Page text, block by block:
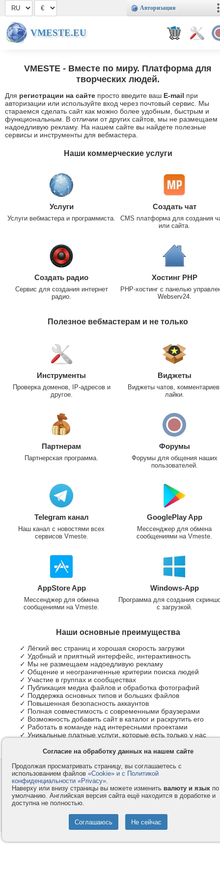
Авторизация
VMESTE.EU
VMESTE - Вместе по миру. Платформа для
творческих людей.
Для регистрации на сайте просто введите ваш E-mail при
авторизации или используйте вход через почтовый сервис. Мы
стараемся сделать сайт как можно более удобным, быстрым и
функциональным. В отличии от других сайтов, мы не размещаем
надоедливую рекламу. На нашем сайте вы найдете полезные
сервисы и инструменты для вебмастера.
Наши коммерческие услуги
Услуги
Услуги вебмастера и программиста.
Создать чат
CMS платформа для создания
или сайта.
Создать радио
Сервис для создания интернет
радио.
Хостинг PHP
PHP-хостинг с панелью
Webserv24.
Полезное вебмастерам и не только
Инструменты
Проверка доменов, IP-адресов и
другое.
Виджеты
Виджеты чатов,
лайки.
Партнерам
Партнерская программа.
Форумы
Форумы для общения наших
пользователей.
Telegram канал
Наш канал с новостями всех
сервисов Vmeste.
GooglePlay App
Мессенджер для обмена
сообщениями на Vmeste.
AppStore App
Мессенджер для обмена
сообщениями на Vmeste.
Windows-App
Программа для создания
с загрузкой.
Наши основные преимущества
✓ Лёгкий вес страниц и хорошая скорость загрузки
✓ Удобный и приятный интерфейс, интерактивность
✓ Мы не размещаем надоедливую рекламу
✓ Общение и неограниченные критерии поиска людей
✓ Участие в группах и сообществах
✓ Публикация медиа файлов и обработка фотографий
✓ Поддержка основных типов и больших файлов
✓ Повышенная безопасность аккаунтов
✓ Полная совместимость с современными браузерами
✓ Возможность добавить сайт в каталог и раскрутить его
✓ Работать в команде над интересными проектами
✓ Уникальные платные услуги, которые есть только у нас
Контакты
Компания
Privacy и Cookie
Услуги
Как оплатить
Помощь
© 2008-2026
- Все права защищены.
Согласие на обработку данных на нашем сайте
Продолжая просматривать страницу, вы соглашаетесь с
использованием файлов «Cookie» и с Политикой
конфиденциальности «Privacy».
Наверху или внизу страницы вы можете изменить валюту и язык по
умолчанию. Английская версия сайта ещё находится в доработке и
доступна не полностью.